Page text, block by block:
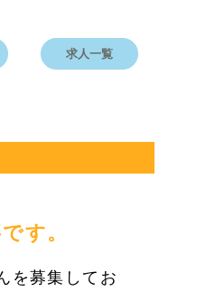
求人一覧
す。
を募集してお